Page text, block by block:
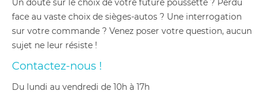
Un doute sur le choix de votre future poussette ? Perdu
face au vaste choix de sièges-autos ? Une interrogation
sur votre commande ? Venez poser votre question, aucun
sujet ne leur résiste !
Contactez-nous !
du lundi au vendredi de 10h à 17h